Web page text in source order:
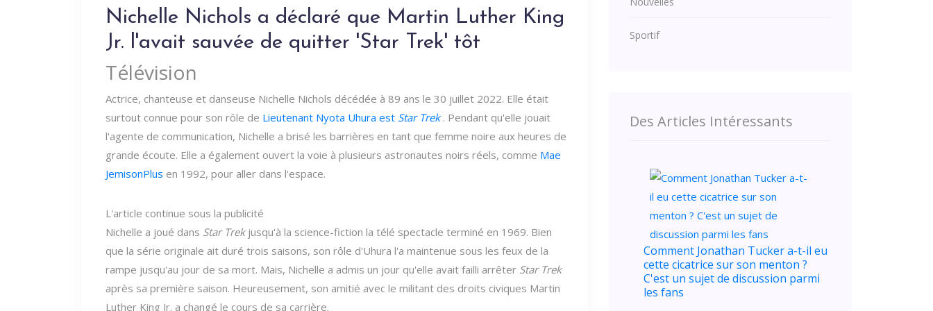
Nichelle Nichols a déclaré que Martin Luther King
Jr. l'avait sauvée de quitter 'Star Trek' tôt
Télévision
Actrice, chanteuse et danseuse Nichelle Nichols décédée à 89 ans le 30 juillet 2022. Elle était
surtout connue pour son rôle de Lieutenant Nyota Uhura est Star Trek . Pendant qu'elle jouait
l'agente de communication, Nichelle a brisé les barrières en tant que femme noire aux heures de
grande écoute. Elle a également ouvert la voie à plusieurs astronautes noirs réels, comme Mae
JemisonPlus en 1992, pour aller dans l'espace.
L'article continue sous la publicité
Nichelle a joué dans Star Trekjusqu'à la science-fiction la télé spectacle terminé en 1969. Bien
que la série originale ait duré trois saisons, son rôle d'Uhura l'a maintenue sous les feux de la
rampe jusqu'au jour de sa mort. Mais, Nichelle a admis un jour qu'elle avait failli arrêter Star Trek
après sa première saison. Heureusement, son amitié avec le militant des droits civiques Martin
Luther King Jr. a changé le cours de sa carrière.
Sportif
Des Articles Intéressants
Comment Jonathan Tucker a-t-il eu
cette cicatrice sur son menton ?
C'est un sujet de discussion parmi
les fans